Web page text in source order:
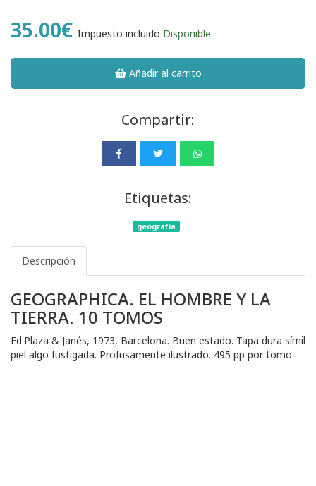
35.00€ Impuesto incluido Disponible
Añadir al carrito
Compartir:
Etiquetas:
geografía
Descripción
GEOGRAPHICA. EL HOMBRE Y LA
TIERRA. 10 TOMOS
Ed.Plaza & Janés, 1973, Barcelona. Buen estado. Tapa dura símil
piel algo fustigada. Profusamente ilustrado. 495 pp por tomo.